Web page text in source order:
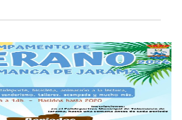
de
Eventos